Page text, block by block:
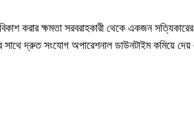
বিকাশ করার ক্ষমতা সরবরাহকারী থেকে একজন
দ্রুত সংযোগ অপারেশনাল ডাউনটাইম কমিয়ে দেয়